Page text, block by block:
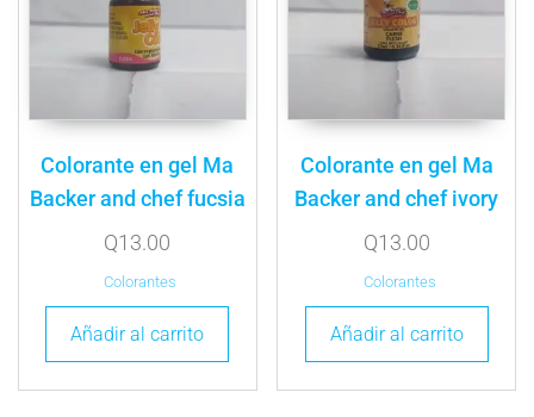
Colorante en gel Ma
Backer and chef fucsia
Q13.00
Colorantes
Añadir al carrito
Colorante en gel Ma
Backer and chef ivory
Q13.00
Colorantes
Añadir al carrito